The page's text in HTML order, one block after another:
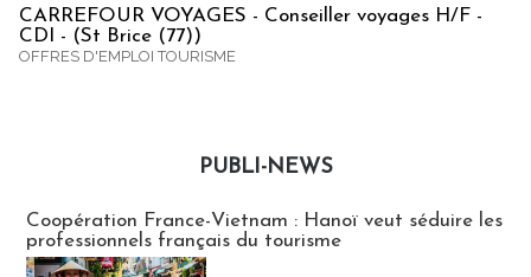
CARREFOUR VOYAGES - Conseiller voyages H/F -
CDI - (St Brice (77))
OFFRES D'EMPLOI TOURISME
PUBLI-NEWS
Coopération France-Vietnam : Hanoï veut séduire les
professionnels français du tourisme